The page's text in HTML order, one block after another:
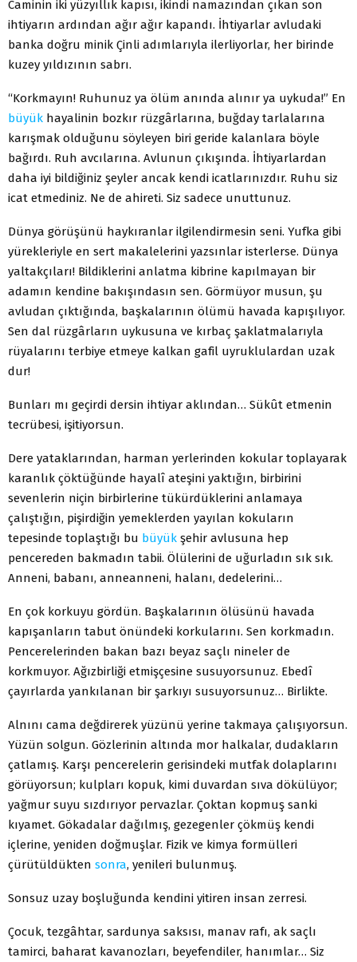
Caminin iki yüzyıllık kapısı, ikindi namazından çıkan son
ihtiyarın ardından ağır ağır kapandı. İhtiyarlar avludaki
banka doğru minik Çinli adımlarıyla ilerliyorlar, her birinde
kuzey yıldızının sabrı.
“Korkmayın! Ruhunuz ya ölüm anında alınır ya uykuda!” En
büyük hayalinin bozkır rüzgârlarına, buğday tarlalarına
karışmak olduğunu söyleyen biri geride kalanlara böyle
bağırdı. Ruh avcılarına. Avlunun çıkışında. İhtiyarlardan
daha iyi bildiğiniz şeyler ancak kendi icatlarınızdır. Ruhu siz
icat etmediniz. Ne de ahireti. Siz sadece unuttunuz.
Dünya görüşünü haykıranlar ilgilendirmesin seni. Yufka gibi
yürekleriyle en sert makalelerini yazsınlar isterlerse. Dünya
yaltakçıları! Bildiklerini anlatma kibrine kapılmayan bir
adamın kendine bakışındasın sen. Görmüyor musun, şu
avludan çıktığında, başkalarının ölümü havada kapışılıyor.
Sen dal rüzgârların uykusuna ve kırbaç şaklatmalarıyla
rüyalarını terbiye etmeye kalkan gafil uyruklulardan uzak
dur!
Bunları mı geçirdi dersin ihtiyar aklından… Sükût etmenin
tecrübesi, işitiyorsun.
Dere yataklarından, harman yerlerinden kokular toplayarak
karanlık çöktüğünde hayalî ateşini yaktığın, birbirini
sevenlerin niçin birbirlerine tükürdüklerini anlamaya
çalıştığın, pişirdiğin yemeklerden yayılan kokuların
tepesinde toplaştığı bu büyük şehir avlusuna hep
pencereden bakmadın tabii. Ölülerini de uğurladın sık sık.
Anneni, babanı, anneanneni, halanı, dedelerini…
En çok korkuyu gördün. Başkalarının ölüsünü havada
kapışanların tabut önündeki korkularını. Sen korkmadın.
Pencerelerinden bakan bazı beyaz saçlı nineler de
korkmuyor. Ağızbirliği etmişçesine susuyorsunuz. Ebedî
çayırlarda yankılanan bir şarkıyı susuyorsunuz… Birlikte.
Alnını cama değdirerek yüzünü yerine takmaya çalışıyorsun.
Yüzün solgun. Gözlerinin altında mor halkalar, dudakların
çatlamış. Karşı pencerelerin gerisindeki mutfak dolaplarını
görüyorsun; kulpları kopuk, kimi duvardan sıva dökülüyor;
yağmur suyu sızdırıyor pervazlar. Çoktan kopmuş sanki
kıyamet. Gökadalar dağılmış, gezegenler çökmüş kendi
içlerine, yeniden doğmuşlar. Fizik ve kimya formülleri
çürütüldükten sonra, yenileri bulunmuş.
Sonsuz uzay boşluğunda kendini yitiren insan zerresi.
Çocuk, tezgâhtar, sardunya saksısı, manav rafı, ak saçlı
tamirci, baharat kavanozları, beyefendiler, hanımlar… Siz